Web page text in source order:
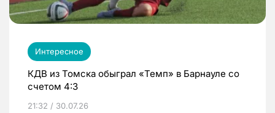
Интересное
КДВ из Томска обыграл «Темп» в Барнауле со
счетом 4:3
21:32 / 30.07.26